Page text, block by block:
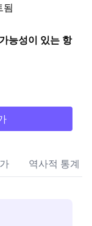
됨
능성이 있는 항
역사적 통계